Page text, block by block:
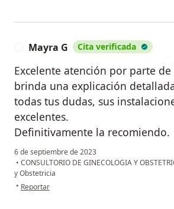
Mayra G Cita verificada
Excelente atención por parte
brinda una explicación
todas tus dudas, sus
excelentes.
Definitivamente la recomiendo.
6 de septiembre de 2023
• CONSULTORIO DE GINECOLOGIA Y
y Obstetricia
• en opinión del usuario Mayra G
Reportar